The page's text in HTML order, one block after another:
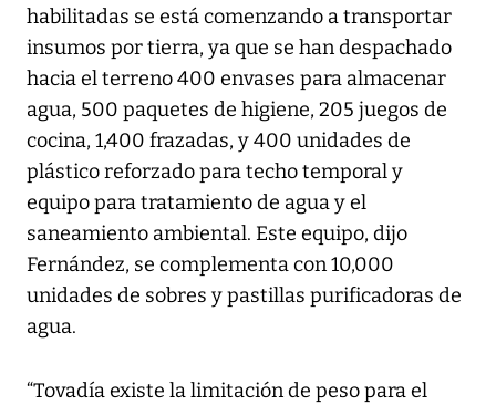
habilitadas se está comenzando a transportar
insumos por tierra, ya que se han despachado
hacia el terreno 400 envases para almacenar
agua, 500 paquetes de higiene, 205 juegos de
cocina, 1,400 frazadas, y 400 unidades de
plástico reforzado para techo temporal y
equipo para tratamiento de agua y el
saneamiento ambiental. Este equipo, dijo
Fernández, se complementa con 10,000
unidades de sobres y pastillas purificadoras de
agua.
“Tovadía existe la limitación de peso para el